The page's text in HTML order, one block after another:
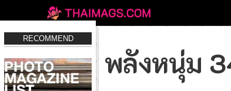
RECOMMEND
พลังหนุ่ม